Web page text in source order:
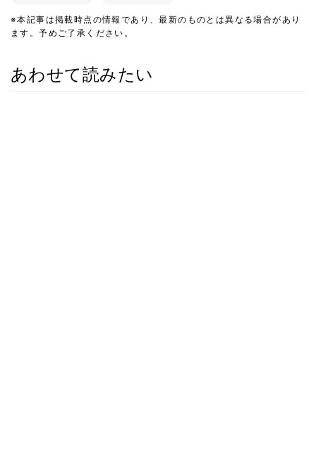
※本記事は掲載時点の情報であり、最新のものとは異なる場合があり
ます。予めご了承ください。
あわせて読みたい